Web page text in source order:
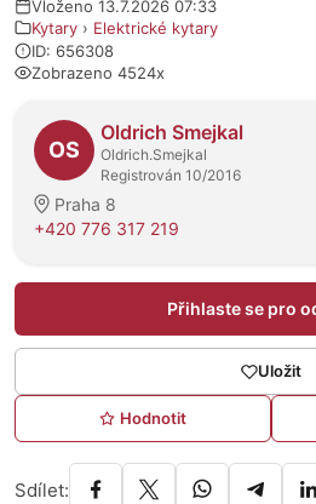
Vloženo 13.7.2026 07:33
Kytary › Elektrické kytary
ID: 656308
Zobrazeno 4524x
O prodejci
OS
Oldrich Smejkal
Oldrich.Smejkal
Registrován 10/2016
Praha 8
+420 776 317 219
Přihlaste se pro
Uložit
Hodnotit
Sdílet: